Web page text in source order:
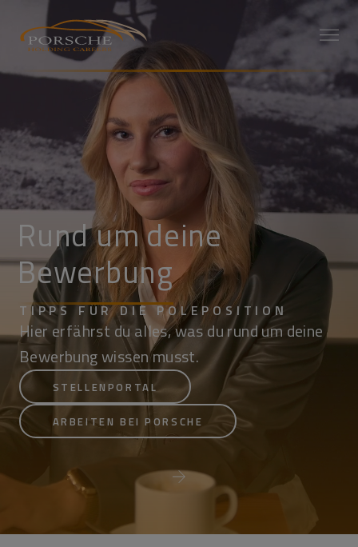
Rund umdeine
Bewerbung
TIPPS FÜR DIE POLEPOSITION
Hier erfährst du alles, was du rund um deine
Bewerbung wissen musst.
STELLENPORTAL
ARBEITEN BEI PORSCHE